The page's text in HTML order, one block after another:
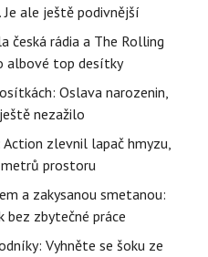
ale ještě podivnější
česká rádia a The Rolling
albové top desítky
Oslava narozenin,
nezažilo
zlevnil lapač hmyzu,
prostoru
a zakysanou smetanou:
zbytečné práce
Vyhněte se šoku ze